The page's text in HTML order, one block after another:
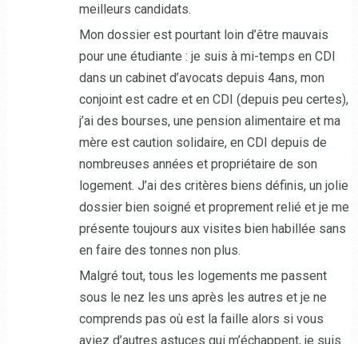
meilleurs candidats.
Mon dossier est pourtant loin d’être mauvais
pour une étudiante : je suis à mi-temps en CDI
dans un cabinet d’avocats depuis 4ans, mon
conjoint est cadre et en CDI (depuis peu certes),
j’ai des bourses, une pension alimentaire et ma
mère est caution solidaire, en CDI depuis de
nombreuses années et propriétaire de son
logement. J’ai des critères biens définis, un jolie
dossier bien soigné et proprement relié et je me
présente toujours aux visites bien habillée sans
en faire des tonnes non plus.
Malgré tout, tous les logements me passent
sous le nez les uns après les autres et je ne
comprends pas où est la faille alors si vous
aviez d’autres astuces qui m’échappent, je suis